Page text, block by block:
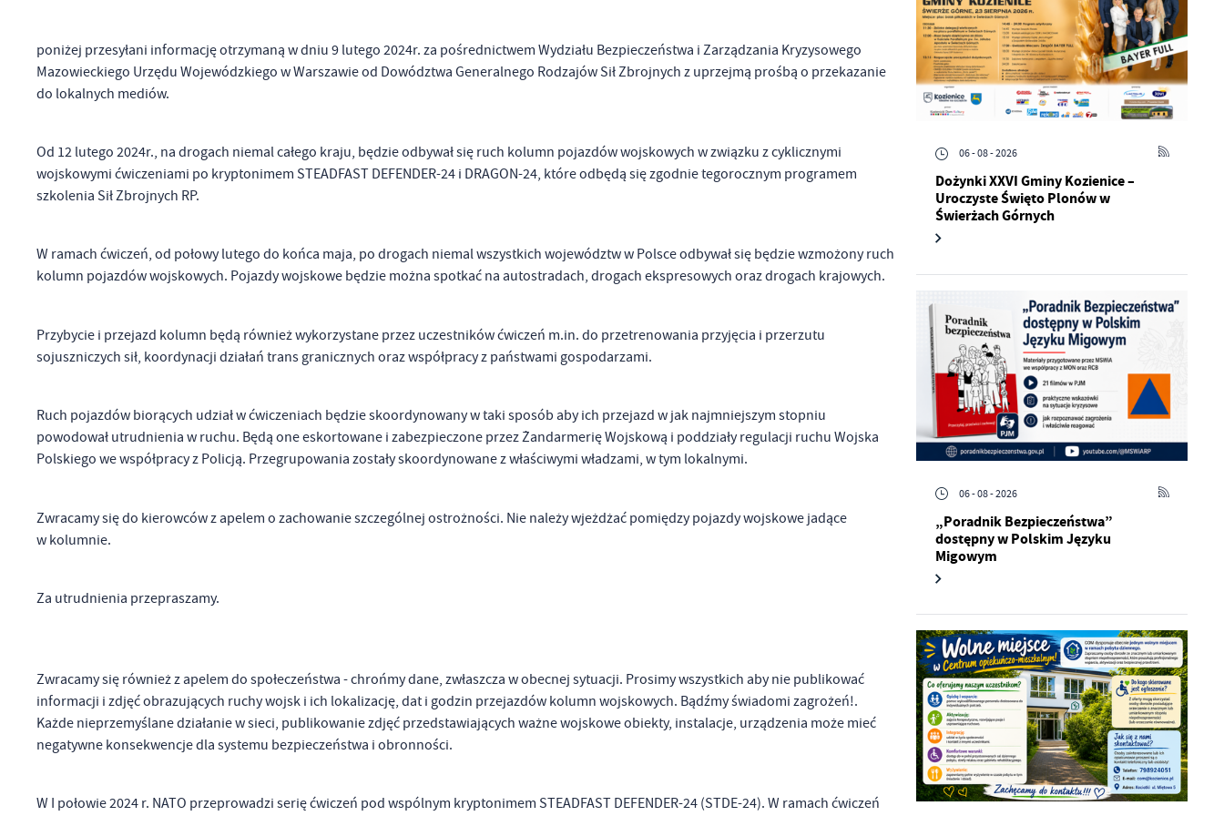
poniżej przesyłani informację otrzymaną w dniu 9 lutego 2024r. za pośrednictwem Wydziału Bezpieczeństwa i Zarządzania Kryzysowego
Mazowieckiego Urzędu Wojewódzkiego w Warszawie od Dowództwa Generalnego Rodzajów Sił Zbrojnych z uprzejmą prośbą o przekazanie
do lokalnych mediów.
Od 12 lutego 2024r., na drogach niemal całego kraju, będzie odbywał się ruch kolumn pojazdów wojskowych w związku z cyklicznymi
wojskowymi ćwiczeniami po kryptonimem STEADFAST DEFENDER-24 i DRAGON-24, które odbędą się zgodnie tegorocznym programem
szkolenia Sił Zbrojnych RP.
W ramach ćwiczeń, od połowy lutego do końca maja, po drogach niemal wszystkich województw w Polsce odbywał się będzie wzmożony ruch
kolumn pojazdów wojskowych. Pojazdy wojskowe będzie można spotkać na autostradach, drogach ekspresowych oraz drogach krajowych.
Przybycie i przejazd kolumn będą również wykorzystane przez uczestników ćwiczeń m.in. do przetrenowania przyjęcia i przerzutu
sojuszniczych sił, koordynacji działań trans granicznych oraz współpracy z państwami gospodarzami.
Ruch pojazdów biorących udział w ćwiczeniach będzie skoordynowany w taki sposób aby ich przejazd w jak najmniejszym stopniu
powodował utrudnienia w ruchu. Będą one eskortowane i zabezpieczone przez Żandarmerię Wojskową i poddziały regulacji ruchu Wojska
Polskiego we współpracy z Policją. Przegrupowania zostały skoordynowane z właściwymi władzami, w tym lokalnymi.
Zwracamy się do kierowców z apelem o zachowanie szczególnej ostrożności. Nie należy wjeżdżać pomiędzy pojazdy wojskowe jadące
w kolumnie.
Za utrudnienia przepraszamy.
Zwracamy się również z apelem do społeczeństwa - chrońmy dane, zwłaszcza w obecnej sytuacji. Prosimy wszystkich aby nie publikować
informacji i zdjęć obrazujących ruchy wojsk i ich lokalizację, dat i godzin przejazdów kolumn wojskowych. Bądźmy świadomi zagrożeń!.
Każde nieprzemyślane działanie w sieci, publikowanie zdjęć przedstawiających ważne wojskowe obiekty, instalacje, urządzenia może mieć
negatywne konsekwencje dla systemu bezpieczeństwa i obronności.
W I połowie 2024 r. NATO przeprowadzi serię ćwiczeń pod wspólnym kryptonimem STEADFAST DEFENDER-24 (STDE-24). W ramach ćwiczeń
06 - 08 - 2026
Dożynki XXVI Gminy Kozienice –
Uroczyste Święto Plonów w
Świerżach Górnych
06 - 08 - 2026
„Poradnik Bezpieczeństwa”
dostępny w Polskim Języku
Migowym
wszystkie. W dowolnym momencie możesz dokonać zmiany swoich ustawień.
Niezbędne
umożliwiają Ci komfortowe korzystanie z oferowanych przez nas usług.